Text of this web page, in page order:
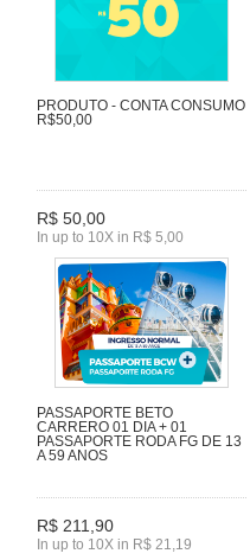
PRODUTO - CONTA CONSUMO
R$50,00
R$ 50,00
In up to 10X in R$ 5,00
PASSAPORTE BETO
CARRERO 01 DIA + 01
PASSAPORTE RODA FG DE 13
A 59 ANOS
R$ 211,90
In up to 10X in R$ 21,19